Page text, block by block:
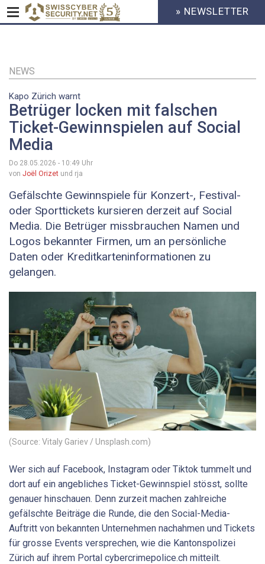
Inhalt
HEADER
MENU
» NEWSLETTER
NEWS
Kapo Zürich warnt
Betrüger locken mit falschen
Ticket-Gewinnspielen auf Social
Media
Do 28.05.2026 - 10:49 Uhr
von Joël Orizet und rja
Gefälschte Gewinnspiele für Konzert-, Festival-
oder Sporttickets kursieren derzeit auf Social
Media. Die Betrüger missbrauchen Namen und
Logos bekannter Firmen, um an persönliche
Daten oder Kreditkarteninformationen zu
gelangen.
(Source: Vitaly Gariev / Unsplash.com)
Wer sich auf Facebook, Instagram oder Tiktok tummelt und
dort auf ein angebliches Ticket-Gewinnspiel stösst, sollte
genauer hinschauen. Denn zurzeit machen zahlreiche
gefälschte Beiträge die Runde, die den Social-Media-
Auftritt von bekannten Unternehmen nachahmen und Tickets
für grosse Events versprechen, wie die Kantonspolizei
Zürich auf ihrem Portal cybercrimepolice.ch mitteilt.